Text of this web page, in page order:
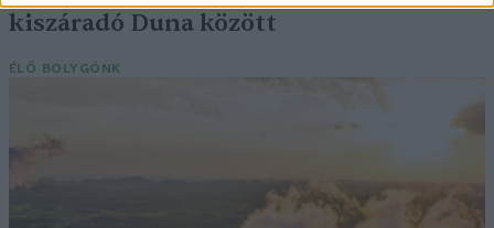
kiszáradó Duna között
ÉLŐ BOLYGÓNK